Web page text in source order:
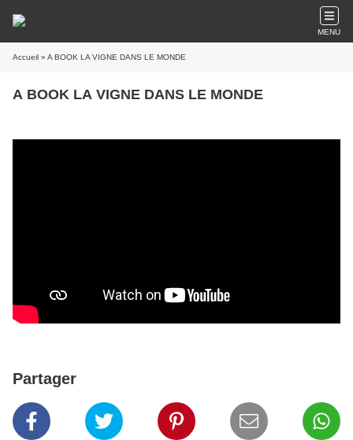
MENU
Accueil » A BOOK LA VIGNE DANS LE MONDE
A BOOK LA VIGNE DANS LE MONDE
Partager